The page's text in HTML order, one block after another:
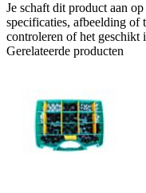
Je schaft dit product aan
specificaties, afbeelding of
controleren of het geschikt
Gerelateerde producten